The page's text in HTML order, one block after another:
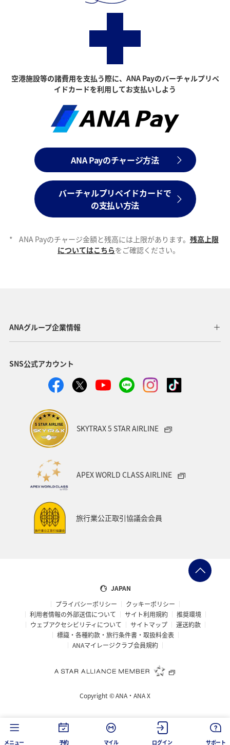
空港施設等の諸費用を支払う際に、ANA Payのバーチャルプリペ
イドカードを利用してお支払いしよう
ANA Payのチャージ方法
バーチャルプリペイドカードで
の支払い方法
* ANA Payのチャージ金額と残高には上限があります。 残高上限
についてはこちらをご確認ください。
ANAグループ企業情報
SNS公式アカウント
SKYTRAX 5 STAR AIRLINE
APEX WORLD CLASS AIRLINE
旅行業公正取引協議会会員
JAPAN
プライバシーポリシー
クッキーポリシー
利用者情報の外部送信について
サイト利用規約
推奨環境
ウェブアクセシビリティについて
サイトマップ
運送約款
標識・各種約款・旅行条件書・取扱料金表
ANAマイレージクラブ会員規約
Copyright ©ANA・ANA X
メニュー 予約 マイル ログイン サポート